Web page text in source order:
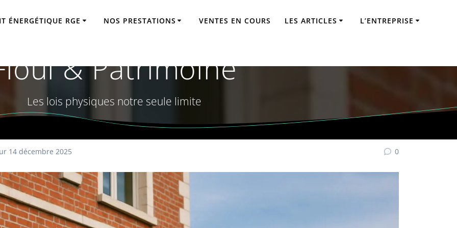
ÉNERGÉTIQUE RGE NOS PRESTATIONS VENTES EN COURS LES ARTICLES L’ENTREPRISE
Cambrai (59) : Expert RGE
& Patrimoine
Les lois physiques notre seule limite
14 décembre 2025 0